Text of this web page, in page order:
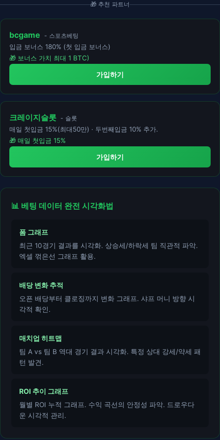
🎁 추천 파트너
bcgame - 스포츠베팅
입금 보너스 180% (첫 입금 보너스)
🎁 보너스 가치 최대 1 BTC)
가입하기
크레이지슬롯 - 슬롯
매일 첫입금 15%(최대50만) · 두번째입금 10% 추가.
🎁 매일 첫입금 15%
가입하기
📊 베팅 데이터 완전 시각화법
폼 그래프
최근 10경기 결과를 시각화. 상승세/하락세 팀 직관적 파악.
엑셀 꺾은선 그래프 활용.
배당 변화 추적
오픈 배당부터 클로징까지 변화 그래프. 샤프 머니 방향 시
각적 확인.
매치업 히트맵
팀 A vs 팀 B 역대 경기 결과 시각화. 특정 상대 강세/약세 패
턴 발견.
ROI 추이 그래프
월별 ROI 누적 그래프. 수익 곡선의 안정성 파악. 드로우다
운 시각적 관리.